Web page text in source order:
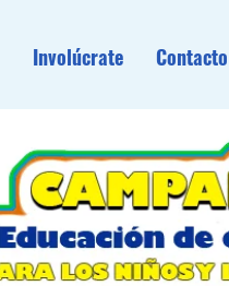
Involúcrate Contacto